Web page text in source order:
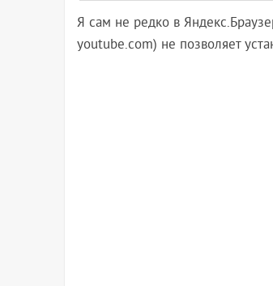
Я сам не редко в
youtube.com) не позволяет